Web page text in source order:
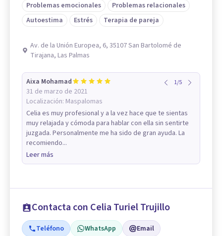
Problemas emocionales
Problemas relacionales
Autoestima
Estrés Terapia de pareja
Av. de la Unión Europea, 6, 35107 San Bartolomé de
Tirajana, Las Palmas
Aixa Mohamad
31 de marzo de 2021
Localización: Maspalomas
1/5
Celia es muy profesional y a la vez hace que te sientas
muy relajada y cómoda para hablar con ella sin sentirte
juzgada. Personalmente me ha sido de gran ayuda. La
recomiendo...
Leer más
Contacta con Celia Turiel Trujillo
Teléfono WhatsApp Email